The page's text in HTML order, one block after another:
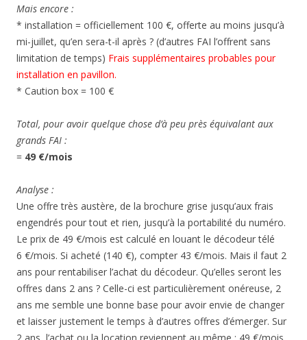
Mais encore :
* installation = officiellement 100 €, offerte au moins jusqu’à
mi-juillet, qu’en sera-t-il après ? (d’autres FAI l’offrent sans
limitation de temps) Frais supplémentaires probables pour
installation en pavillon.
* Caution box = 100 €
Total, pour avoir quelque chose d’à peu près équivalant aux
grands FAI :
= 49 €/mois
Analyse :
Une offre très austère, de la brochure grise jusqu’aux frais
engendrés pour tout et rien, jusqu’à la portabilité du numéro.
Le prix de 49 €/mois est calculé en louant le décodeur télé
6 €/mois. Si acheté (140 €), compter 43 €/mois. Mais il faut 2
ans pour rentabiliser l’achat du décodeur. Qu’elles seront les
offres dans 2 ans ? Celle-ci est particulièrement onéreuse, 2
ans me semble une bonne base pour avoir envie de changer
et laisser justement le temps à d’autres offres d’émerger. Sur